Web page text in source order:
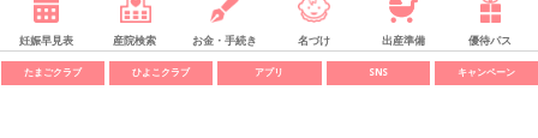
妊娠早見表 産院検索 お金・手続き 名づけ 出産準備 優待パス
たまごクラブ ひよこクラブ アプリ SNS キャンペーン